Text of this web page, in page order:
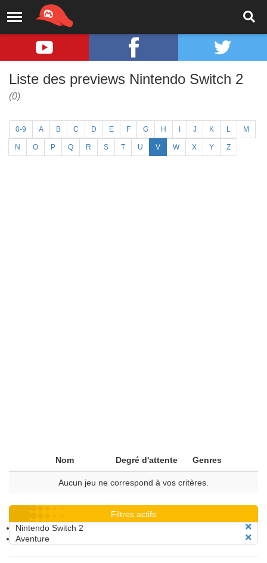
Liste des previews Nintendo Switch 2
(0)
0-9 A B C D E F G H J K L M
N O P Q R S T U V W X Y Z
Nom Degré d'attente Genres
Aucun jeu ne correspond à vos critères.
Filtres actifs
Nintendo Switch 2
Aventure